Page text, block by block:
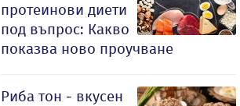
протеинови диети
под въпрос: Какво
показва ново проучване
Риба тон - вкусен